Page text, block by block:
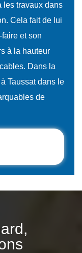
les travaux dans
Cela fait de lui
et son
à la hauteur
Dans la
Taussat dans le
de